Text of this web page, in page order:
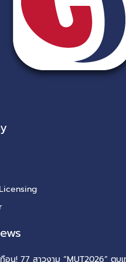
อน! 77 สาวงาม “MUT2026” ตบเ